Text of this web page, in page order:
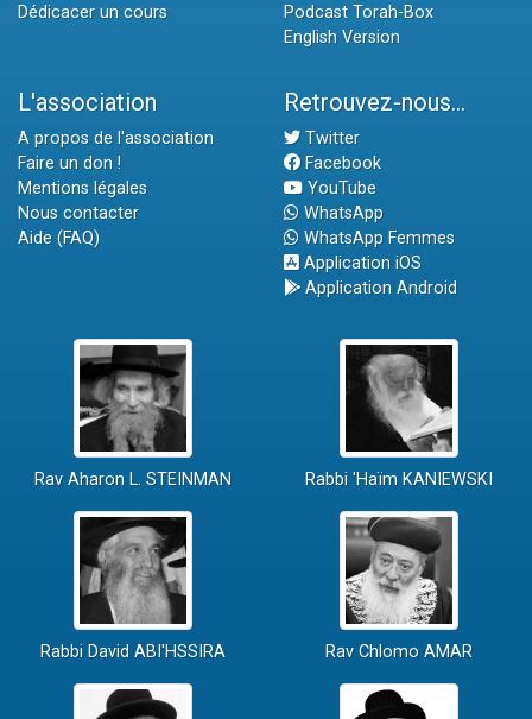
Dédicacer un cours
Podcast Torah-Box
English Version
L'association
A propos de l'association
Faire un don !
Mentions légales
Nous contacter
Aide (FAQ)
Retrouvez-nous...
Twitter
Facebook
YouTube
WhatsApp
WhatsApp Femmes
Application iOS
Application Android
Rav Aharon L. STEINMAN Rabbi 'Haïm KANIEWSKI
Rabbi David ABI'HSSIRA Rav Chlomo AMAR